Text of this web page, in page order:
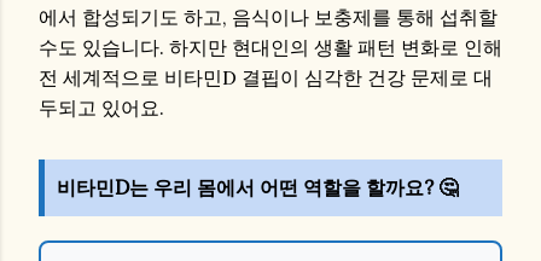
에서 합성되기도 하고, 음식이나 보충제를 통해 섭취할
수도 있습니다. 하지만 현대인의 생활 패턴 변화로 인해
전 세계적으로 비타민D 결핍이 심각한 건강 문제로 대
두되고 있어요.
비타민D는 우리 몸에서 어떤 역할을 할까요? 🤔